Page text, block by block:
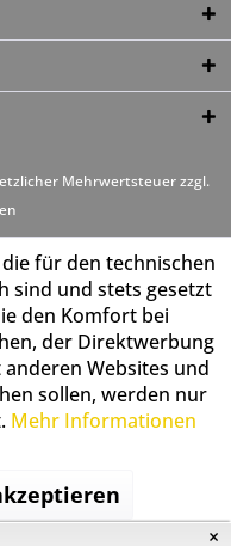
Mehrwertsteuer zzgl.
für den technischen
sind und stets gesetzt
den Komfort bei
der Direktwerbung
Websites und
sollen, werden nur
Mehr Informationen
×